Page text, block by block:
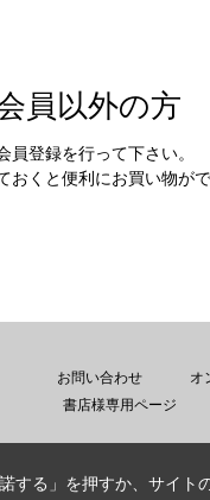
員以外の方
登録を行って下さい。
おくと便利にお買い物が
お問い合わせ
オ
書店様専用ページ
する」を押すか、サイト